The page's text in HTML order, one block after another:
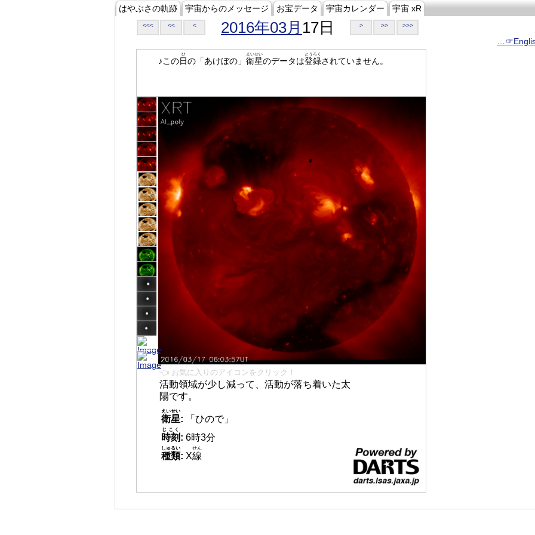
はやぶさの軌跡 宇宙からのメッセージ お宝データ 宇宙カレンダー 宇宙 xR
<<< << < 2016年03月 17日 > >> >>>
♪この日
ひ
の「あけぼの」 衛星
えいせい
のデータは登録
とうろく
されていません。
👈 お気に入りのアイコンをクリック！
活動領域が少し減って、活動が落ち着いた太
陽です。
衛星
えいせい
:
「ひので」
時刻
じこく
: 6時3分
種類
しゅるい
: X線
せん